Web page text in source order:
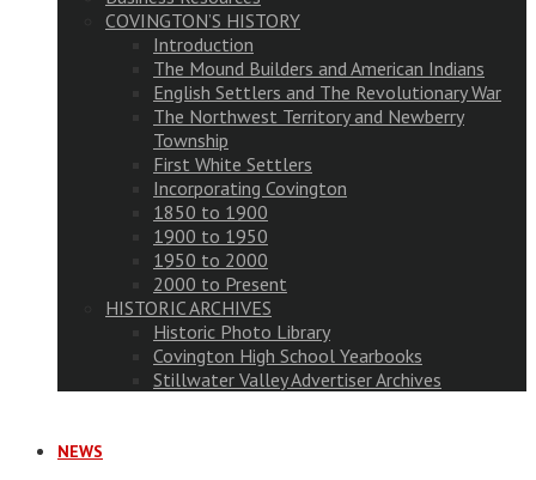
COVINGTON’S HISTORY
Introduction
The Mound Builders and American Indians
English Settlers and The Revolutionary War
The Northwest Territory and Newberry
Township
First White Settlers
Incorporating Covington
1850 to 1900
1900 to 1950
1950 to 2000
2000 to Present
HISTORIC ARCHIVES
Historic Photo Library
Covington High School Yearbooks
Stillwater Valley Advertiser Archives
NEWS